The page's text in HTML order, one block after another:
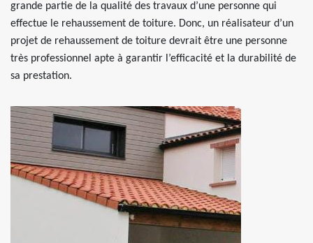
grande partie de la qualité des travaux d’une personne qui
effectue le rehaussement de toiture. Donc, un réalisateur d’un
projet de rehaussement de toiture devrait être une personne
très professionnel apte à garantir l’efficacité et la durabilité de
sa prestation.